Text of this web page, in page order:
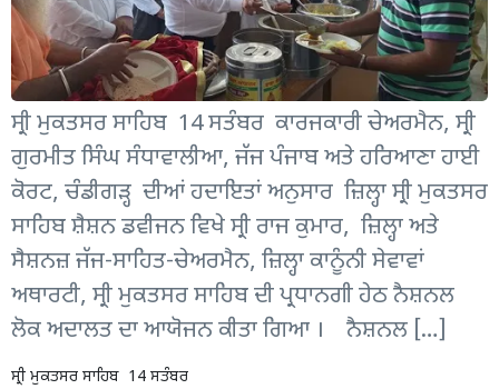
ਸ੍ਰੀ ਮੁਕਤਸਰ ਸਾਹਿਬ 14 ਸਤੰਬਰ ਕਾਰਜਕਾਰੀ ਚੇਅਰਮੈਨ, ਸ੍ਰੀ
ਗੁਰਮੀਤ ਸਿੰਘ ਸੰਧਾਵਾਲੀਆ, ਜੱਜ ਪੰਜਾਬ ਅਤੇ ਹਰਿਆਣਾ ਹਾਈ
ਕੋਰਟ, ਚੰਡੀਗੜ੍ਹ ਦੀਆਂ ਹਦਾਇਤਾਂ ਅਨੁਸਾਰ ਜ਼ਿਲ੍ਹਾ ਸ੍ਰੀ ਮੁਕਤਸਰ
ਸਾਹਿਬ ਸ਼ੈਸ਼ਨ ਡਵੀਜਨ ਵਿਖੇ ਸ੍ਰੀ ਰਾਜ ਕੁਮਾਰ, ਜ਼ਿਲ੍ਹਾ ਅਤੇ
ਸੈਸ਼ਨਜ਼ ਜੱਜ-ਸਾਹਿਤ-ਚੇਅਰਮੈਨ, ਜ਼ਿਲ੍ਹਾ ਕਾਨੂੰਨੀ ਸੇਵਾਵਾਂ
ਅਥਾਰਟੀ, ਸ੍ਰੀ ਮੁਕਤਸਰ ਸਾਹਿਬ ਦੀ ਪ੍ਰਧਾਨਗੀ ਹੇਠ ਨੈਸ਼ਨਲ
ਲੋਕ ਅਦਾਲਤ ਦਾ ਆਯੋਜਨ ਕੀਤਾ ਗਿਆ । ਨੈਸ਼ਨਲ […]
ਸ੍ਰੀ ਮੁਕਤਸਰ ਸਾਹਿਬ 14 ਸਤੰਬਰ